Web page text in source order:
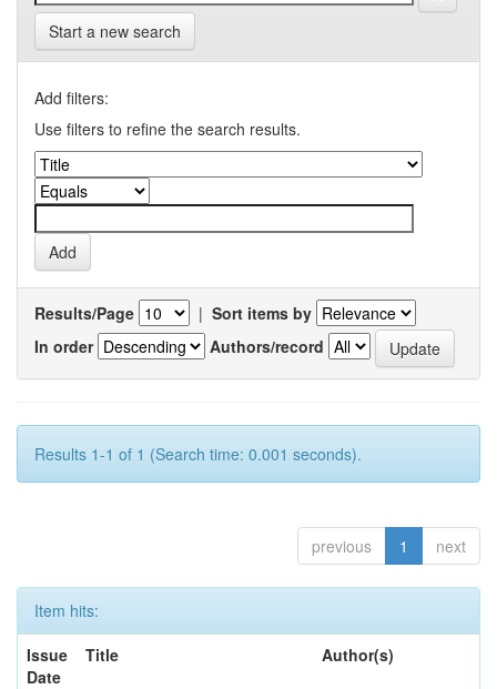
Start a new search
Add filters:
Use filters to refine the search results.
Results/Page | Sort items by
In order
Authors/record
Results 1-1 of 1 (Search time: 0.001 seconds).
previous 1 next
Item hits:
Issue
Date
Title Author(s)